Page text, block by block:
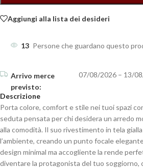
Aggiungi alla lista dei desideri
13 Persone che guardano questo
07/08/2026 – 13/
Descrizione
Porta colore, comfort e stile nei tuoi spazi
seduta pensata per chi desidera un arredo
alla comodità. Il suo rivestimento in tela
l’ambiente, creando un punto focale
design minimal ma accogliente la rende
diventare la protagonista del tuo soggiorno,